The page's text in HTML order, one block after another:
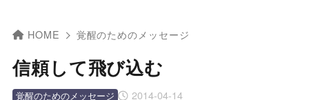
HOME 覚醒のためのメッセージ
信頼して飛び込む
2014-04-14
覚醒のためのメッセージ